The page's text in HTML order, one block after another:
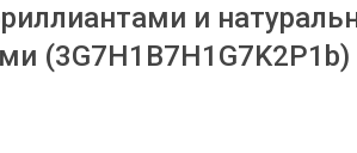
и
(3G7H1B7H1G7K2P1b)